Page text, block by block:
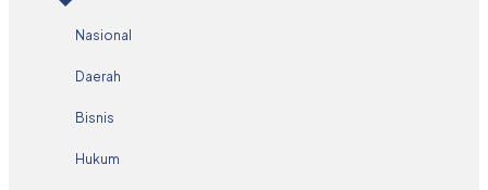
Nasional
Daerah
Bisnis
Hukum